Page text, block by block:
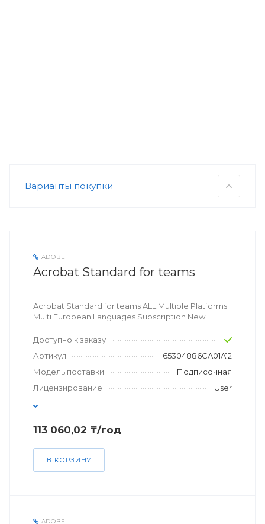
Варианты покупки
ADOBE
Acrobat Standard for teams
Acrobat Standard for teams ALL Multiple Platforms
Multi European Languages Subscription New
Доступно к заказу
Артикул
65304886CA01A12
Модель поставки
Подписочная
Лицензирование
User
113 060,02 ₸/год
В КОРЗИНУ
ADOBE